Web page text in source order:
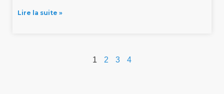
Lire la suite »
1 2 3 4